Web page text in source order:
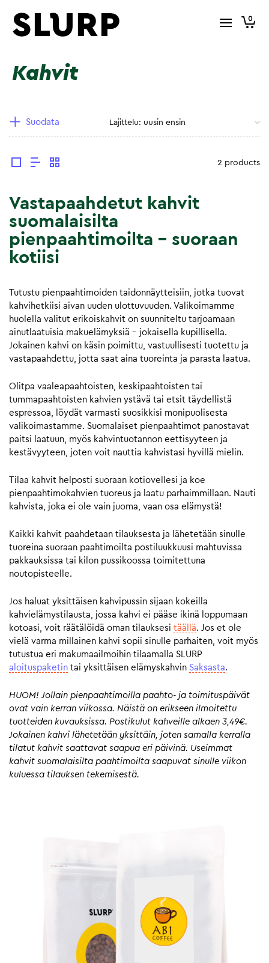
0
Kahvit
Suodata
2 products
Vastapaahdetut kahvit
suomalaisilta
pienpaahtimoilta – suoraan
kotiisi
Tutustu pienpaahtimoiden taidonnäytteisiin, jotka tuovat
kahvihetkiisi aivan uuden ulottuvuuden. Valikoimamme
huolella valitut erikoiskahvit on suunniteltu tarjoamaan
ainutlaatuisia makuelämyksiä – jokaisella kupillisella.
Jokainen kahvi on käsin poimittu, vastuullisesti tuotettu ja
vastapaahdettu, jotta saat aina tuoreinta ja parasta laatua.
Olitpa vaaleapaahtoisten, keskipaahtoisten tai
tummapaahtoisten kahvien ystävä tai etsit täydellistä
espressoa, löydät varmasti suosikkisi monipuolisesta
valikoimastamme. Suomalaiset pienpaahtimot panostavat
paitsi laatuun, myös kahvintuotannon eettisyyteen ja
kestävyyteen, joten voit nauttia kahvistasi hyvillä mielin.
Tilaa kahvit helposti suoraan kotiovellesi ja koe
pienpaahtimokahvien tuoreus ja laatu parhaimmillaan. Nauti
kahvista, joka ei ole vain juoma, vaan osa elämystä!
Kaikki kahvit paahdetaan tilauksesta ja lähetetään sinulle
tuoreina suoraan paahtimoilta postiluukkuusi mahtuvissa
pakkauksissa tai kilon pussikoossa toimitettuna
noutopisteelle.
Jos haluat yksittäisen kahvipussin sijaan kokeilla
kahvielämystilausta, jossa kahvi ei pääse ikinä loppumaan
kotoasi, voit räätälöidä oman tilauksesi täällä. Jos et ole
vielä varma millainen kahvi sopii sinulle parhaiten, voit myös
tutustua eri makumaailmoihin tilaamalla SLURP
aloituspaketin tai yksittäisen elämyskahvin Saksasta.
HUOM! Jollain pienpaahtimoilla paahto- ja toimituspäivät
ovat vain kerran viikossa. Näistä on erikseen ilmoitettu
tuotteiden kuvauksissa. Postikulut kahveille alkaen 3,49€.
Jokainen kahvi lähetetään yksittäin, joten samalla kerralla
tilatut kahvit saattavat saapua eri päivinä. Useimmat
kahvit suomalaisilta paahtimoilta saapuvat sinulle viikon
kuluessa tilauksen tekemisestä.